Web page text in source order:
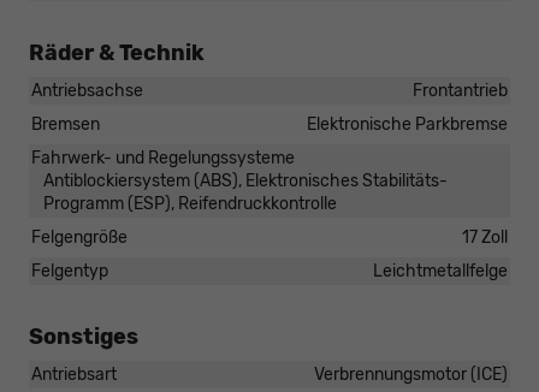
Räder & Technik
Antriebsachse
Frontantrieb
Bremsen
Elektronische Parkbremse
Fahrwerk- und Regelungssysteme
Antiblockiersystem (ABS), Elektronisches Stabilitäts-
Programm (ESP), Reifendruckkontrolle
Felgengröße
17 Zoll
Felgentyp
Leichtmetallfelge
Sonstiges
Antriebsart
Verbrennungsmotor (ICE)